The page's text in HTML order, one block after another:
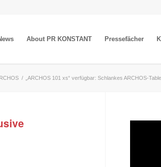
About PR KONSTANT Pressefächer
/ „ARCHOS 101 xs“ verfügbar: Schlankes ARCHOS-